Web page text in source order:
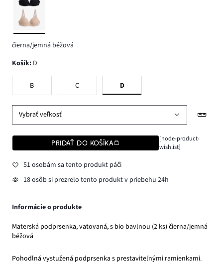
čierna/jemná béžová
Košík: D
B C D
Vybrať veľkosť
PRIDAŤ DO KOŠÍKA
[node-product-
wishlist]
51 osobám sa tento produkt páči
18 osôb si prezrelo tento produkt v priebehu 24h
Informácie o produkte
Materská podprsenka, vatovaná, s bio bavlnou (2 ks) čierna/jemná
béžová
Pohodlná vystužená podprsenka s prestaviteľnými ramienkami.